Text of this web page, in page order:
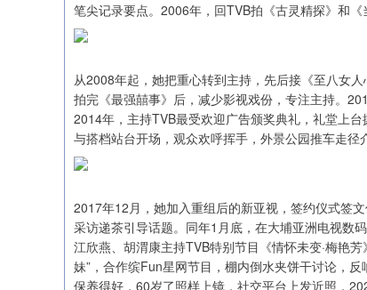
笔尖记录要点。2006年，回TVB拍《古灵精探》和
从2008年起，她把重心转到主持，先后接《至八女
拍完《最强囍事》后，减少影视戏份，专注主持。
2014年，主持TVB最受欢迎广告颁奖典礼，礼堂上
与搭档站台开场，观众欢呼挥手，外景公园推车走径
2017年12月，她加入重组后的新亚视，签约仪式签
采访递茶引导话题。同年1月底，在大埔亚洲电视数
江欣燕、胡渭康主持TVB特别节目《情怀未变·梅艳
妹”，合作缤Fun星网节目，棚内倒水夹饼干讨论，
保养得好，60岁了照样上镜，社交平台上发近照，